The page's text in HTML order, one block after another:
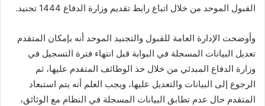
القبول الموحد من خلال اتباع رابط تقديم وزارة الدفاع 1444 تجنيد.
وأوضحت الإدارة العامة للقبول والتجنيد الموحد أنه بإمكان المتقدم
تعديل البيانات المسجلة في البوابة قبل انتهاء فترة التسجيل في
وزارة الدفاع المبدئي من خلال حذ الوظائف المتقدم عليها، ثم
الرجوع إلى البيانات والتعديل عليها، ويجب العلم أنه يتم استبعاد
المتقدم حال عدم تطابق البيانات المسجلة في النظام مع الوثائق،